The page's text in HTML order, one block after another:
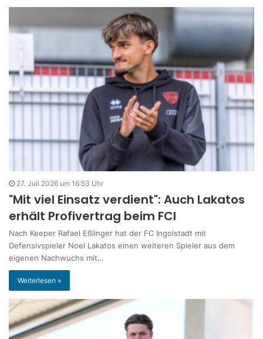
27. Juli 2026 um 16:53 Uhr
"Mit viel Einsatz verdient": Auch Lakatos
erhält Profivertrag beim FCI
Nach Keeper Rafael Eßlinger hat der FC Ingolstadt mit
Defensivspieler Noel Lakatos einen weiteren Spieler aus dem
eigenen Nachwuchs mit…
Weiterlesen »